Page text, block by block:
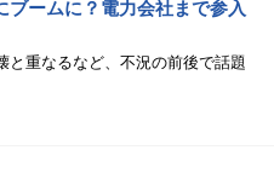
ブームに？電力会社まで参入
と重なるなど、不況の前後で話題